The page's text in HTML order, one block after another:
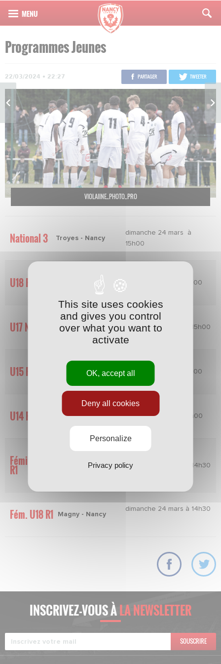
Programmes Jeunes
22/03/2024 • 22:27 PARTAGER TWEETER
VIOLAIINE_PHOTO_PRO
National 3 Troyes - Nancy
dimanche 24 mars à
15h00
U18 R1 Nancy - Epernay samedi 23 mars à 15h00
U17 Nat. Troyes - Nancy dimanche 24 mars à 15h00
U15 R1 Nancy - Villers samedi 23 mars à 12h00
U14 R1 Pagny - Nancy samedi 23 mars à 16h00
Féminines
R1 dimanche 24 mars à 14h30
Fém. U18 R1 Magny - Nancy
dimanche 24 mars à 14h30
INSCRIVEZ-VOUS ÀLA NEWSLETTER
SOUSCRIRE
This site uses cookies
and gives you control
over what you want to
activate
OK, accept all
Deny all cookies
Personalize
Privacy policy